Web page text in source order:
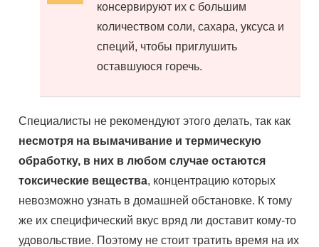
консервируют их с большим
количеством соли, сахара, уксуса и
специй, чтобы приглушить
оставшуюся горечь.
Специалисты не рекомендуют этого делать, так как
несмотря на вымачивание и термическую
обработку, в них в любом случае остаются
токсические вещества, концентрацию которых
невозможно узнать в домашней обстановке. К тому
же их специфический вкус вряд ли доставит кому-то
удовольствие. Поэтому не стоит тратить время на их